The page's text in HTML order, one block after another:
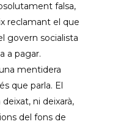
falsa,
reclamant el que
govern socialista
a pagar.
mentidera
que parla. El
ni deixarà,
del fons de